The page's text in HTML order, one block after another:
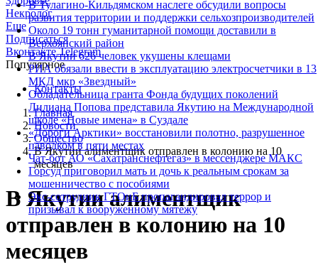
Некролог
Еще
Подписаться
ВконтактеTelegram
Популярное
В Тулагино-Кильдямском наслеге обсудили вопросы
развития территории и поддержки сельхозпроизводителей
Около 19 тонн гуманитарной помощи доставили в
Верхоянский район
В Якутии 626 человек укушены клещами
РИА обязали ввести в эксплуатацию электросчетчики в 13
МКД мкр «Звездный»
Обладательница гранта Фонда будущих поколений
Лилиана Попова представила Якутию на Международной
школе «Новые имена» в Суздале
«Дороги Арктики» восстановили полотно, разрушенное
паводком в пяти местах
Чат-бот АО «Сахатранснефтегаз» в мессенджере МАКС
Горсуд приговорил мать и дочь к реальным срокам за
мошенничество с пособиями
Экс-сотрудник ГТОиБ пропагандировал террор и
призывал к вооруженному мятежу
Контакты
Главная
Новости
Общество
В Якутии алиментщик отправлен в колонию на 10
месяцев
В Якутии алиментщик
отправлен в колонию на 10
месяцев